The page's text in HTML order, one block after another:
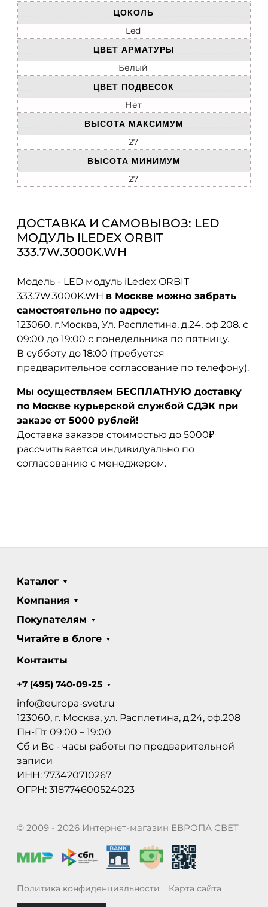
ЦОКОЛЬ
Led
ЦВЕТ АРМАТУРЫ
Белый
ЦВЕТ ПОДВЕСОК
Нет
ВЫСОТА МАКСИМУМ
27
ВЫСОТА МИНИМУМ
27
ДОСТАВКА И САМОВЫВОЗ: LED
МОДУЛЬ ILEDEX ORBIT
333.7W.3000K.WH
Модель - LED модуль iLedex ORBIT
333.7W.3000K.WH в Москве можно забрать
самостоятельно по адресу:
123060, г.Москва, Ул. Расплетина, д.24, оф.208. с
09:00 до 19:00 с понедельника по пятницу.
В субботу до 18:00 (требуется
предварительное согласование по телефону).
Мы осуществляем БЕСПЛАТНУЮ доставку
по Москве курьерской службой СДЭК при
заказе от 5000 рублей!
Доставка заказов стоимостью до 5000₽
рассчитывается индивидуально по
согласованию с менеджером.
Каталог
Компания
Покупателям
Читайте в блоге
Контакты
+7 (495) 740-09-25
info@europa-svet.ru
123060, г. Москва, ул. Расплетина, д.24, оф.208
Пн-Пт 09:00 – 19:00
Сб и Вс - часы работы по предварительной
записи
ИНН: 773420710267
ОГРН: 318774600524023
© 2009 - 2026 Интернет-магазин ЕВРОПА СВЕТ
Политика конфиденциальности Карта сайта